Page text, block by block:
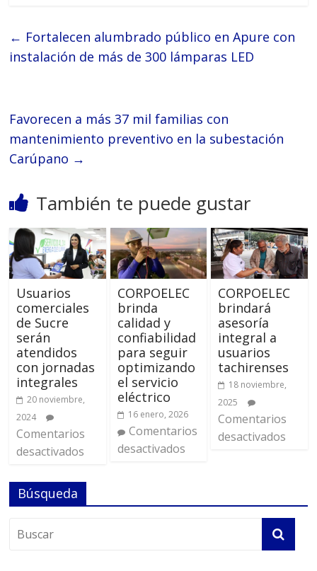
← Fortalecen alumbrado público en Apure con
instalación de más de 300 lámparas LED
Favorecen a más 37 mil familias con
mantenimiento preventivo en la subestación
Carúpano →
También te puede gustar
Usuarios
comerciales
de Sucre
serán
atendidos
con jornadas
integrales
20 noviembre,
2024
Comentarios
desactivados
CORPOELEC
brinda
calidad y
confiabilidad
para seguir
optimizando
el servicio
eléctrico
16 enero, 2026
Comentarios
desactivados
CORPOELEC
brindará
asesoría
integral a
usuarios
tachirenses
18 noviembre,
2025
Comentarios
desactivados
Búsqueda